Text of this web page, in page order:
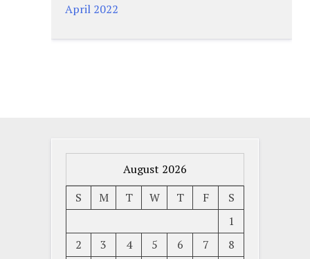
April 2022
August 2026
S
M T W T F
S
1
2
3 4 5 6 7 8